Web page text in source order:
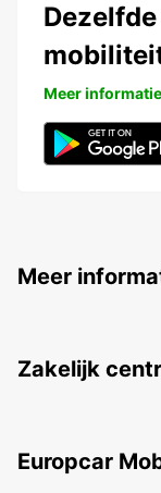
Meer informatie
Meer
Zakelijk
Europcar